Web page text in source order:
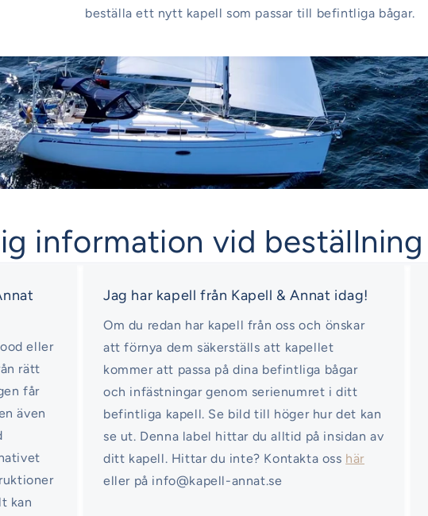
beställa ett nytt kapell som passar till befintliga bågar.
information vid beställning
eller
rätt
får
även
kan
Jag har kapell från Kapell & Annat idag!
Om du redan har kapell från oss och önskar
att förnya dem säkerställs att kapellet
kommer att passa på dina befintliga bågar
och infästningar genom serienumret i ditt
befintliga kapell. Se bild till höger hur det kan
se ut. Denna label hittar du alltid på insidan av
ditt kapell. Hittar du inte? Kontakta oss här
eller på info@kapell-annat.se